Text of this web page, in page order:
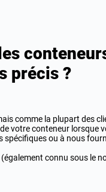
précis ?
comme la plupart des
votre conteneur lorsque
ou à nous
connu sous le